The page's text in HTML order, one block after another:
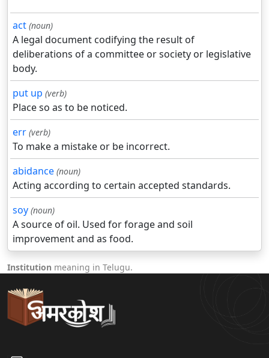
act (noun)
A legal document codifying the result of
deliberations of a committee or society or legislative
body.
put up (verb)
Place so as to be noticed.
err (verb)
To make a mistake or be incorrect.
abidance (noun)
Acting according to certain accepted standards.
soy (noun)
A source of oil. Used for forage and soil
improvement and as food.
Institution meaning in Telugu.